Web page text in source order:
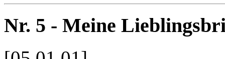
Nr. 5 - Meine